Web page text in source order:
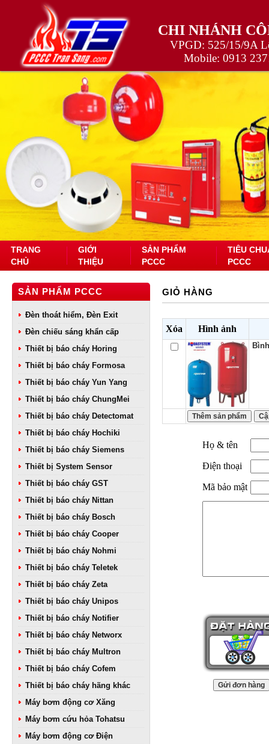
CHI NHÁNH
VPGD: 525/15/9A
Mobile: 0913
TRANG
CHỦ
GIỚI
THIỆU
SẢN PHẨM
PCCC
TIÊU
PCCC
SẢN PHẨM PCCC
Đèn thoát hiểm, Đèn Exit
Đèn chiếu sáng khẩn cấp
Thiết bị báo cháy Horing
Thiết bị báo cháy Formosa
Thiết bị báo cháy Yun Yang
Thiết bị báo cháy ChungMei
Thiết bị báo cháy Detectomat
Thiết bị báo cháy Hochiki
Thiết bị báo cháy Siemens
Thiết bị System Sensor
Thiết bị báo cháy GST
Thiết bị báo cháy Nittan
Thiết bị báo cháy Bosch
Thiết bị báo cháy Cooper
Thiết bị báo cháy Nohmi
Thiết bị báo cháy Teletek
Thiết bị báo cháy Zeta
Thiết bị báo cháy Unipos
Thiết bị báo cháy Notifier
Thiết bị báo cháy Networx
Thiết bị báo cháy Multron
Thiết bị báo cháy Cofem
Thiết bị báo cháy hãng khác
Máy bơm động cơ Xăng
Máy bơm cứu hỏa Tohatsu
Máy bơm động cơ Điện
GIỎ HÀNG
Xóa Hình ảnh
Họ & tên
Điện thoại
Mã bảo mật